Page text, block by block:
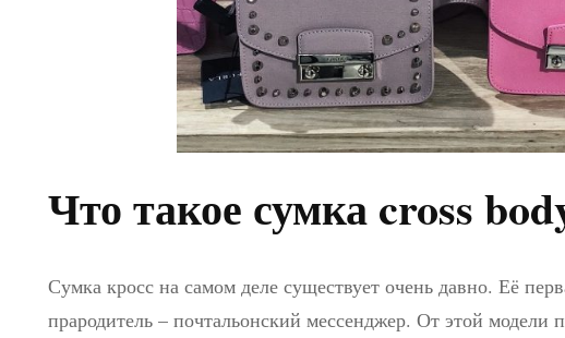
Что такое сумка cross
Сумка кросс на самом деле существует очень давно. Её
прародитель – почтальонский мессенджер. От этой модели